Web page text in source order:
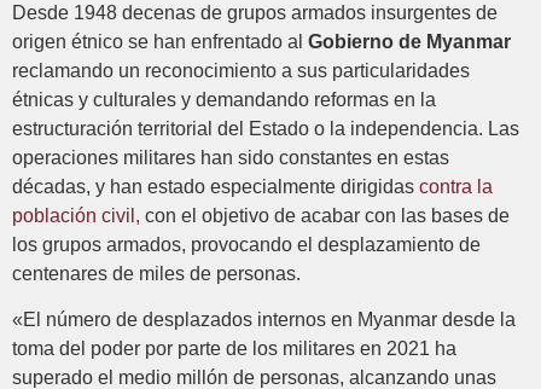
Desde 1948 decenas de grupos armados insurgentes de
origen étnico se han enfrentado al Gobierno de Myanmar
reclamando un reconocimiento a sus particularidades
étnicas y culturales y demandando reformas en la
estructuración territorial del Estado o la independencia. Las
operaciones militares han sido constantes en estas
décadas, y han estado especialmente dirigidas contra la
población civil, con el objetivo de acabar con las bases de
los grupos armados, provocando el desplazamiento de
centenares de miles de personas.
«El número de desplazados internos en Myanmar desde la
toma del poder por parte de los militares en 2021 ha
superado el medio millón de personas, alcanzando unas